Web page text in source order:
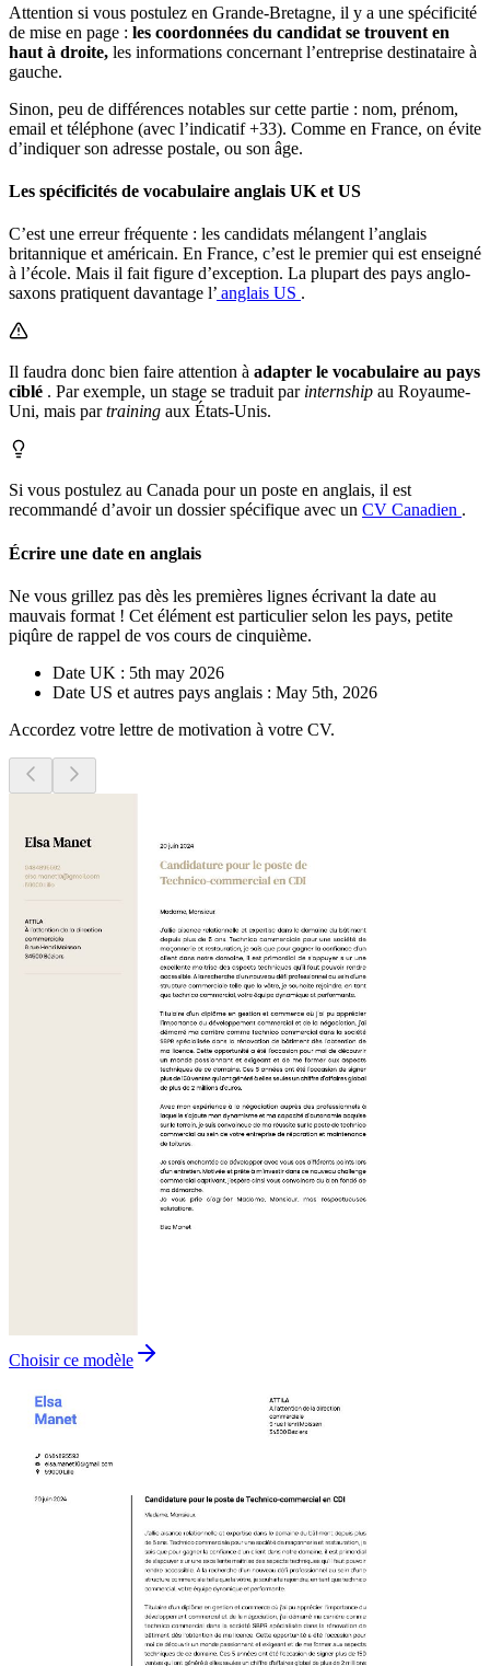
Attention si vous postulez en Grande-Bretagne, il y a une spécificité
de mise en page : les coordonnées du candidat se trouvent en
haut à droite, les informations concernant l’entreprise destinataire à
gauche.
Sinon, peu de différences notables sur cette partie : nom, prénom,
email et téléphone (avec l’indicatif +33). Comme en France, on évite
d’indiquer son adresse postale, ou son âge.
Les spécificités de vocabulaire anglais UK et US
C’est une erreur fréquente : les candidats mélangent l’anglais
britannique et américain. En France, c’est le premier qui est enseigné
à l’école. Mais il fait figure d’exception. La plupart des pays anglo-
saxons pratiquent davantage l’ anglais US .
Il faudra donc bien faire attention à adapter le vocabulaire au pays
ciblé . Par exemple, un stage se traduit par internship au Royaume-
Uni, mais partraining aux États-Unis.
Si vous postulez au Canada pour un poste en anglais, il est
recommandé d’avoir un dossier spécifique avec un CV Canadien .
Écrire une date en anglais
Ne vous grillez pas dès les premières lignes écrivant la date au
mauvais format ! Cet élément est particulier selon les pays, petite
piqûre de rappel de vos cours de cinquième.
Date UK : 5th may 2026
Date US et autres pays anglais : May 5th, 2026
Accordez votre lettre de motivation à votre CV.
Choisir ce modèle